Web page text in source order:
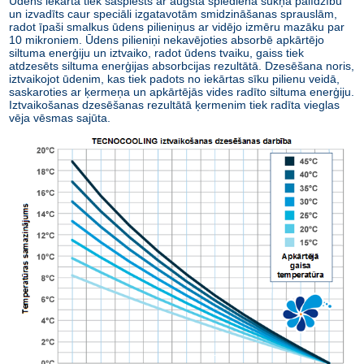
un izvadīts caur speciāli izgatavotām smidzināšanas sprauslām,
radot īpaši smalkus ūdens pilieniņus ar vidējo izmēru mazāku par
10 mikroniem. Ūdens pilieniņi nekavējoties absorbē apkārtējo
siltuma enerģiju un iztvaiko, radot ūdens tvaiku, gaiss tiek
atdzesēts siltuma enerģijas absorbcijas rezultātā. Dzesēšana noris,
iztvaikojot ūdenim, kas tiek padots no iekārtas sīku pilienu veidā,
saskaroties ar ķermeņa un apkārtējās vides radīto siltuma enerģiju.
Iztvaikošanas dzesēšanas rezultātā ķermenim tiek radīta vieglas
vēja vēsmas sajūta.